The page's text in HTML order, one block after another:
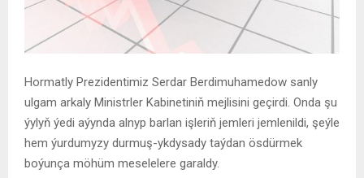
Hormatly Prezidentimiz Serdar Berdimuhamedow sanly
ulgam arkaly Ministrler Kabinetiniň mejlisini geçirdi. Onda şu
ýylyň ýedi aýynda alnyp barlan işleriň jemleri jemlenildi, şeýle
hem ýurdumyzy durmuş-ykdysady taýdan ösdürmek
boýunça möhüm meselelere garaldy.